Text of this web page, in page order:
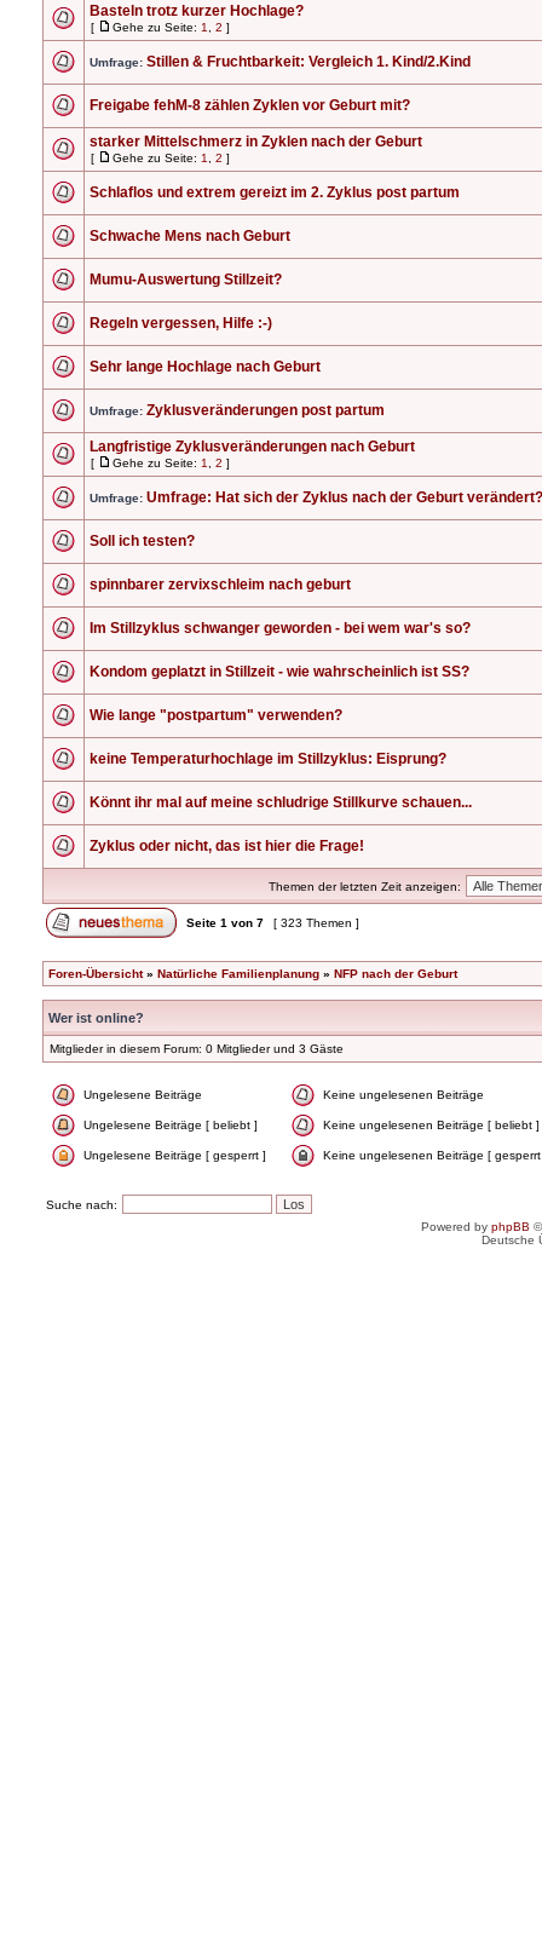
Basteln trotz kurzer Hochlage?
[ Gehe zu Seite: 1 2 ]
Umfrage: Stillen & Fruchtbarkeit: Vergleich 1. Kind/2.Kind
Freigabe fehM-8 zählen Zyklen vor Geburt mit?
starker Mittelschmerz in Zyklen nach der Geburt
[ Gehe zu Seite: 1 2 ]
Schlaflos und extrem gereizt im 2. Zyklus post partum
Schwache Mens nach Geburt
Mumu-Auswertung Stillzeit?
Regeln vergessen, Hilfe :-)
Sehr lange Hochlage nach Geburt
Umfrage: Zyklusveränderungen post partum
Langfristige Zyklusveränderungen nach Geburt
[ Gehe zu Seite: 1 2 ]
Umfrage: Umfrage: Hat sich der Zyklus nach der Geburt verändert?
Soll ich testen?
spinnbarer zervixschleim nach geburt
Im Stillzyklus schwanger geworden - bei wem war's so?
Kondom geplatzt in Stillzeit - wie wahrscheinlich ist SS?
Wie lange "postpartum" verwenden?
keine Temperaturhochlage im Stillzyklus: Eisprung?
Könnt ihr mal auf meine schludrige Stillkurve schauen...
Zyklus oder nicht, das ist hier die Frage!
Themen der letzten Zeit anzeigen:
Seite 1 von 7 [ 323 Themen ]
Foren-Übersicht» Natürliche Familienplanung » NFP nach der Geburt
Wer ist online?
Mitglieder in diesem Forum: 0 Mitglieder und 3 Gäste
Ungelesene Beiträge Keine ungelesenen Beiträge
Ungelesene Beiträge [ beliebt ] Keine ungelesenen Beiträge [ beliebt ]
Ungelesene Beiträge [ gesperrt ] Keine ungelesenen Beiträge [
Suche nach:
Powered by phpBB
Deutsche